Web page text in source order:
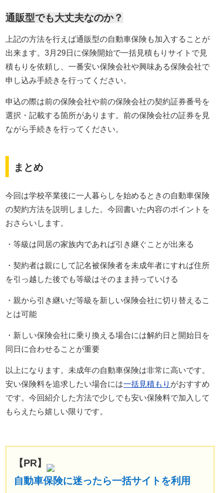
通販型でも大丈夫なのか？
上記の方法を行えば通販型の自動車保険も加入することが
出来ます。3月29日に保険開始で一括見積もりサイトで見
積もりを依頼し、一番安い保険会社や興味ある保険会社で
申し込み手続きを行ってください。
申込の際は前の保険会社や前の保険会社の契約証券番号を
選択・記載する箇所があります。前の保険会社の証券を見
ながら手続きを行ってください。
まとめ
今回は学校卒業後に一人暮らしを始めるときの自動車保険
の契約方法を説明しました。今回書いた内容のポイントを
おさらいします。
・等級は同居の家族内であれば引き継ぐことが出来る
・契約者は親にして記名被保険者を未成年者にすれば住所
を引っ越した後でも等級はそのまま持っていける
・親から引き継いだ等級を新しい保険会社に切り替えるこ
とは可能
・新しい保険会社に乗り換える場合には解約日と開始日を
同日に合わせることが重要
以上になります。未成年の自動車保険は非常に高いです。
安い保険料を追求したい場合には一括見積もり がおすすめ
です。今回紹介した方法で少しでも安い保険料で加入して
もらえたら嬉しい限りです。
【PR】
自動車保険に迷ったら一括サイトを利用